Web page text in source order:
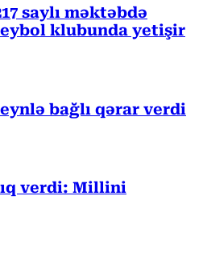
saylı məktəbdə
klubunda yetişir
bağlı qərar verdi
verdi: Millini